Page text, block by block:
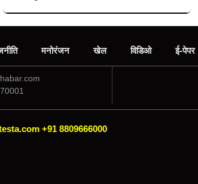
मनोरंजन खेल विडिओ ई-पेपर
+91 8809666000